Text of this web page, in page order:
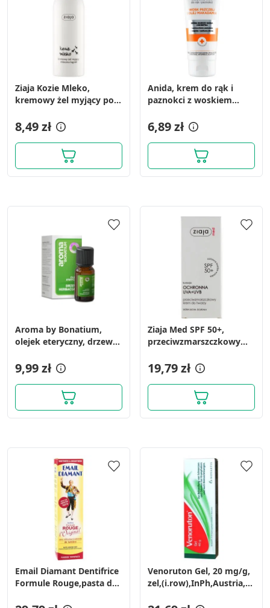
Ziaja Kozie Mleko,
kremowy żel myjący pod
500 ml
8,49 zł
Anida, krem do rąk i
paznokci z woskiem
macadamia, 100ml
6,89 zł
Aroma by Bonatium,
olejek eteryczny, drzewo
9,99 zł
Ziaja Med SPF 50+,
przeciwzmarszczkowy
dojrzała, 50 ml
19,79 zł
Email Diamant Dentifrice
Formule Rouge,pasta do
Venoruton Gel, 20 mg/g,
zel,(i.row),InPh,Austria,